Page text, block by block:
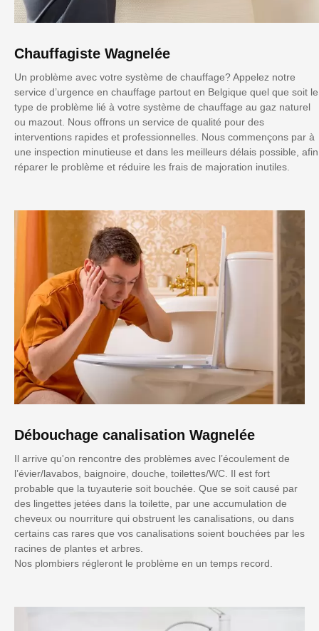
Chauffagiste Wagnelée
Un problème avec votre système de chauffage? Appelez notre
service d’urgence en chauffage partout en Belgique quel que soit le
type de problème lié à votre système de chauffage au gaz naturel
ou mazout. Nous offrons un service de qualité pour des
interventions rapides et professionnelles. Nous commençons par à
une inspection minutieuse et dans les meilleurs délais possible, afin
réparer le problème et réduire les frais de majoration inutiles.
Débouchage canalisation Wagnelée
Il arrive qu'on rencontre des problèmes avec l’écoulement de
l’évier/lavabos, baignoire, douche, toilettes/WC. Il est fort
probable que la tuyauterie soit bouchée. Que se soit causé par
des lingettes jetées dans la toilette, par une accumulation de
cheveux ou nourriture qui obstruent les canalisations, ou dans
certains cas rares que vos canalisations soient bouchées par les
racines de plantes et arbres.
Nos plombiers régleront le problème en un temps record.